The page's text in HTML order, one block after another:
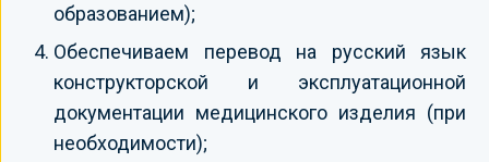
образованием);
Обеспечиваем перевод на русский язык
конструкторской и эксплуатационной
документации медицинского изделия (при
необходимости);